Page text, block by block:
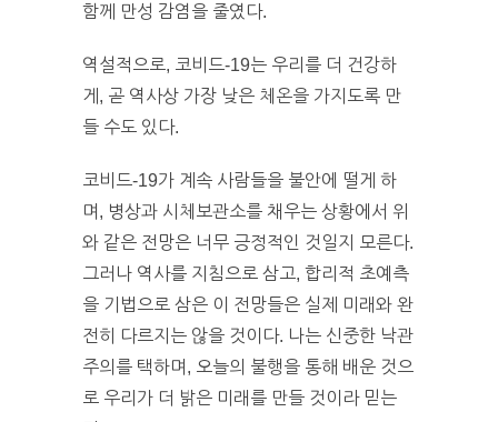
함께 만성 감염을 줄였다.
역설적으로, 코비드-19는 우리를 더 건강하
게, 곧 역사상 가장 낮은 체온을 가지도록 만
들 수도 있다.
코비드-19가 계속 사람들을 불안에 떨게 하
며, 병상과 시체보관소를 채우는 상황에서 위
와 같은 전망은 너무 긍정적인 것일지 모른다.
그러나 역사를 지침으로 삼고, 합리적 초예측
을 기법으로 삼은 이 전망들은 실제 미래와 완
전히 다르지는 않을 것이다. 나는 신중한 낙관
주의를 택하며, 오늘의 불행을 통해 배운 것으
로 우리가 더 밝은 미래를 만들 것이라 믿는